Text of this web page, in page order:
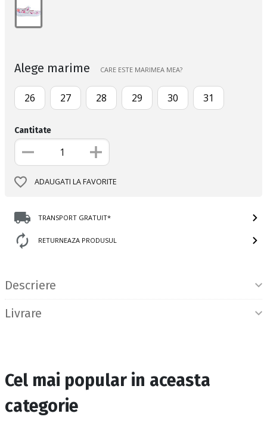
Alege marime CARE ESTE MARIMEA MEA?
26 27 28 29 30 31
Cantitate
ADAUGATI LA FAVORITE
TRANSPORT GRATUIT*
RETURNEAZA PRODUSUL
Descriere
Livrare
Cel mai popular in aceasta
categorie